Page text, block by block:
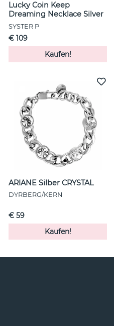
Lucky Coin Keep
Dreaming Necklace Silver
SYSTER P
€ 109
Kaufen!
ARIANE Silber CRYSTAL
DYRBERG/KERN
€ 59
Kaufen!